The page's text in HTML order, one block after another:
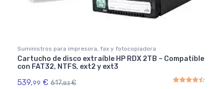
Suministros para impresora, fax y fotocopiadora
Cartucho de disco extraíble HP RDX 2TB – Compatible
con FAT32, NTFS, ext2 y ext3
539,99 € 617,83 €